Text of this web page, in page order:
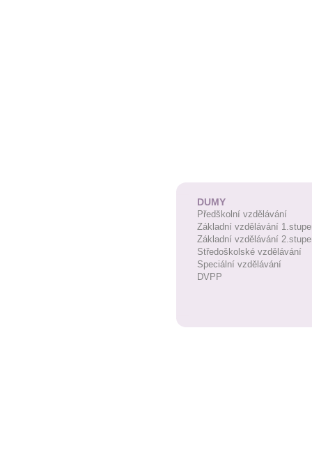
DUMY
Předškolní vzdělávání
Základní vzdělávání
Základní vzdělávání
Středoškolské vzdělávání
Speciální vzdělávání
DVPP